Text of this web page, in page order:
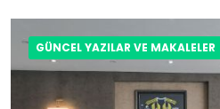
GÜNCEL YAZILAR VE MAKALELER